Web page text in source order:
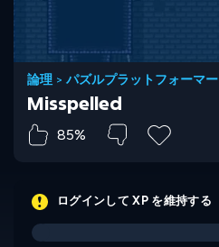
論理 > パズルプラットフォーマー
Misspelled
85%
ログインして XP を維持する